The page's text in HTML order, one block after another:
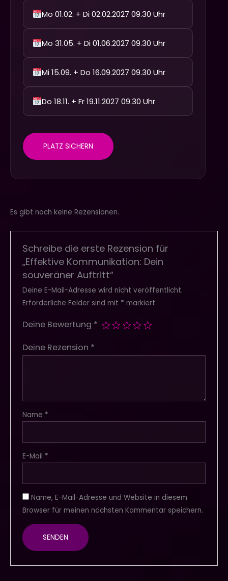
Mo 01.02. + Di 02.02.2027 09.30 Uhr
Mo 31.05. + Di 01.06.2027 09.30 Uhr
Mi 15.09. + Do 16.09.2027 09.30 Uhr
Do 18.11. + Fr 19.11.2027 09.30 Uhr
PLATZ SICHERN
Es gibt noch keine Rezensionen.
Schreibe die erste Rezension für
„Effektive Kommunikation: Dein
souveräner Auftritt“
Deine E-Mail-Adresse wird nicht veröffentlicht.
Erforderliche Felder sind mit * markiert
Deine Bewertung *
Deine Rezension *
Name *
E-Mail *
Name, E-Mail-Adresse und Website in diesem
Browser für meinen nächsten Kommentar speichern.